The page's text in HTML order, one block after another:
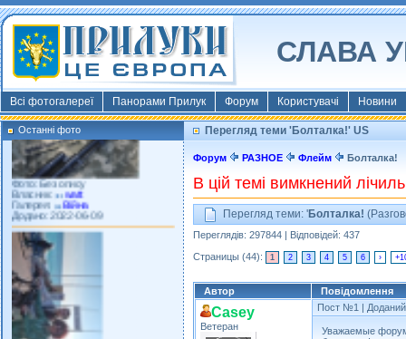
СЛАВА
Всі фотогалереї Панорами Прилук Форум Користувачі Новини
Останні фото
Фото: Київ 2022
Власник:
Галерея:
Templates
Додано: 2022-11-13
Фото: Без опису
Власник:
watt
Галерея:
Війна
Додано: 2022-06-09
Фото: Без опису
Перегляд теми 'Болталка!' US
Форум РАЗНОЕ Флейм Болталка!
В цій темі вимкнений
Перегляд теми: 'Болталка!
Переглядів: 297844 | Відповідей: 437
Страницы (44):
1 2 3 4 5 6 ›
Автор Повідомлення
Casey
Ветеран
Пост №1 |
Уважаемые